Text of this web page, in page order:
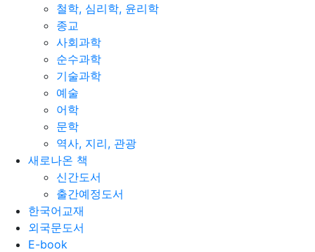
철학, 심리학, 윤리학
종교
사회과학
순수과학
기술과학
예술
어학
문학
역사, 지리, 관광
새로나온 책
신간도서
출간예정도서
한국어교재
외국문도서
E-book